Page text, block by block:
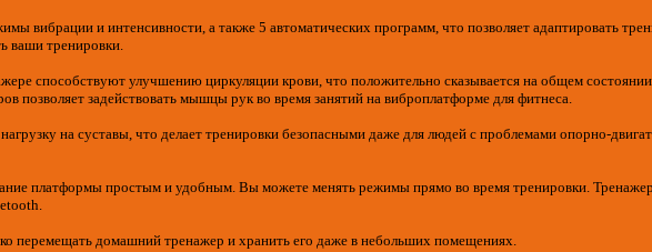
вибрации и интенсивности, а также 5 автоматических программ, что позволяет адаптировать
ваши тренировки.
способствуют улучшению циркуляции крови, что положительно сказывается на общем состоянии
позволяет задействовать мышцы рук во время занятий на виброплатформе для фитнеса.
на суставы, что делает тренировки безопасными даже для людей с проблемами опорно-
платформы простым и удобным. Вы можете менять режимы прямо во время тренировки.
перемещать домашний тренажер и хранить его даже в небольших помещениях.